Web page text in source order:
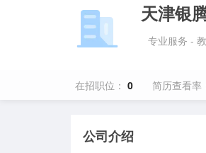
天津银
专业服务 -
在招职位： 0 简历查看率
公司介绍